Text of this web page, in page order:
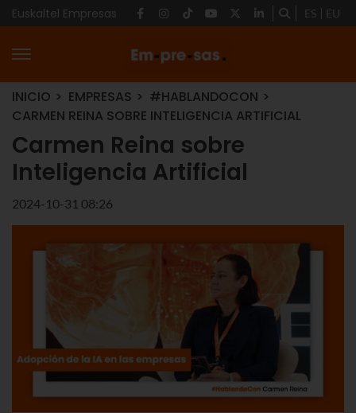
Euskaltel Empresas ES EU
INICIO EMPRESAS
#HABLANDOCON
CARMEN REINA SOBRE INTELIGENCIA ARTIFICIAL
Carmen Reina sobre
Inteligencia Artificial
2024-10-31 08:26